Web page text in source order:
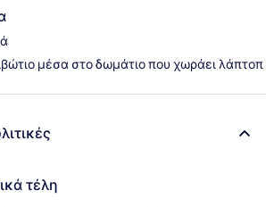
μέσα στο δωμάτιο που χωράει λάπτοπ
τέλη